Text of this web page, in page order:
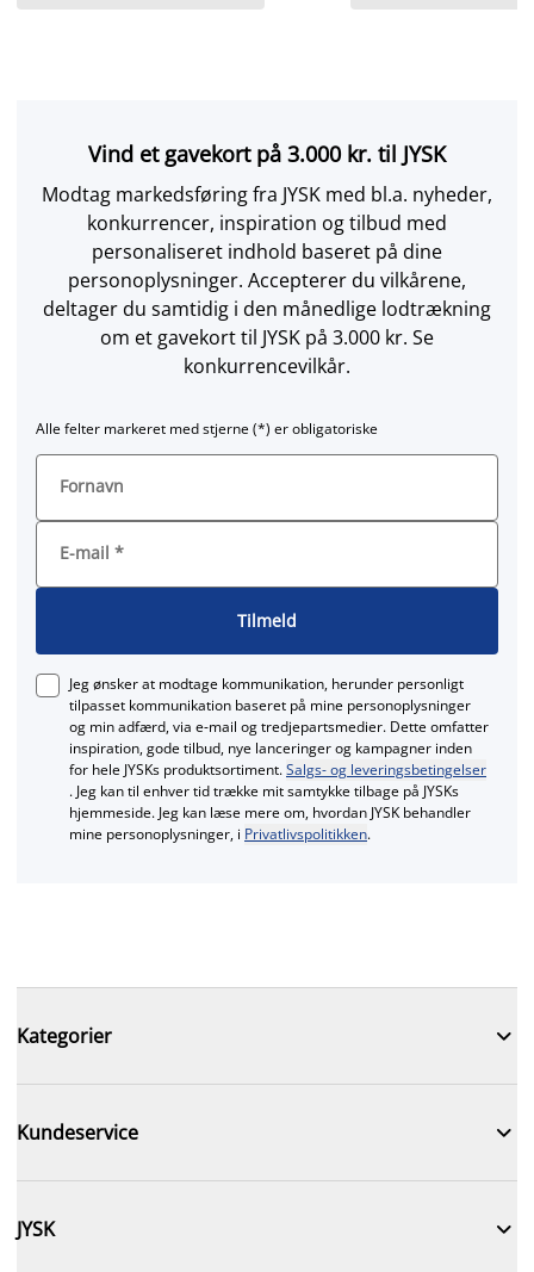
Vind et gavekort på 3.000 kr. til JYSK
Modtag markedsføring fra JYSK med bl.a. nyheder,
konkurrencer, inspiration og tilbud med
personaliseret indhold baseret på dine
personoplysninger. Accepterer du vilkårene,
deltager du samtidig i den månedlige lodtrækning
om et gavekort til JYSK på 3.000 kr. Se
konkurrencevilkår.
Alle felter markeret med stjerne (*) er obligatoriske
Fornavn
E-mail *
Tilmeld
Jeg ønsker at modtage kommunikation, herunder personligt
tilpasset kommunikation baseret på mine personoplysninger
og min adfærd, via e‑mail og tredjepartsmedier. Dette omfatter
inspiration, gode tilbud, nye lanceringer og kampagner inden
for hele JYSKs produktsortiment.Salgs- og leveringsbetingelser
. Jeg kan til enhver tid trække mit samtykke tilbage på JYSKs
hjemmeside. Jeg kan læse mere om, hvordan JYSK behandler
mine personoplysninger, i Privatlivspolitikken.
Kategorier 
Kundeservice 
JYSK 